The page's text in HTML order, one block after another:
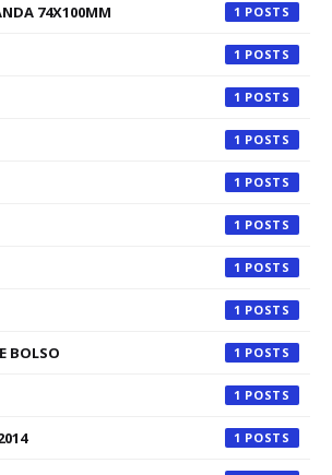
74X100MM 1
1
1
1
1
1
1
1
BOLSO 1
1
1